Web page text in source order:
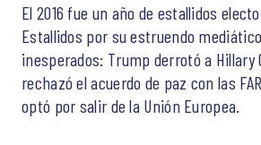
El 2016 fue un año de estallidos
Estallidos por su estruendo
inesperados: Trump derrotó a Hillary
rechazó el acuerdo de paz con las
optó por salir de la Unión Europea.